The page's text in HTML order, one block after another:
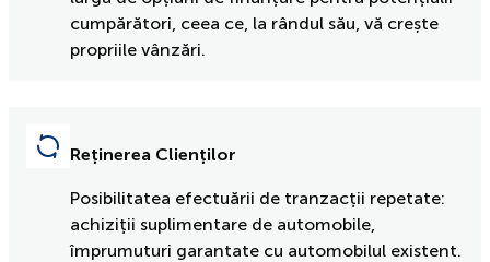
cumpărători, ceea ce, la rândul său, vă crește
propriile vânzări.
Reținerea Clienților
Posibilitatea efectuării de tranzacții repetate:
achiziții suplimentare de automobile,
împrumuturi garantate cu automobilul existent.